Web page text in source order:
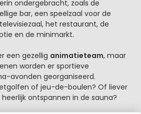
ondergebracht, zoals de
bar, een speelzaal voor de
het restaurant, de
en de minimarkt.
een gezellig animatieteam, maar
worden er sportieve
avonden georganiseerd.
of jeu-de-boulen? Of liever
ontspannen in de sauna?